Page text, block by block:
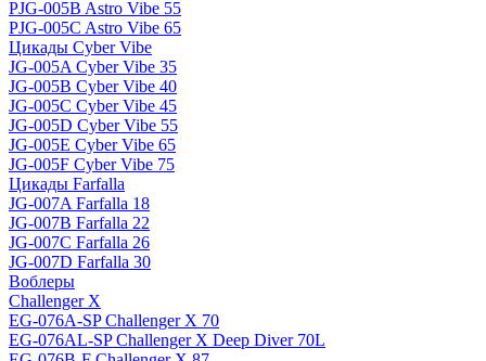
PJG-005B Astro Vibe 55
PJG-005C Astro Vibe 65
Цикады Cyber Vibe
JG-005A Cyber Vibe 35
JG-005B Cyber Vibe 40
JG-005C Cyber Vibe 45
JG-005D Cyber Vibe 55
JG-005E Cyber Vibe 65
JG-005F Cyber Vibe 75
Цикады Farfalla
JG-007A Farfalla 18
JG-007B Farfalla 22
JG-007C Farfalla 26
JG-007D Farfalla 30
Воблеры
Challenger X
EG-076A-SP Challenger X 70
EG-076AL-SP Challenger X Deep Diver 70L